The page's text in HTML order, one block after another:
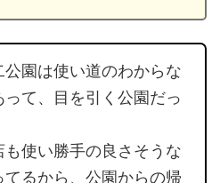
公園は使い道のわからな
って、目を引く公園だっ
も使い勝手の良さそうな
てるから、公園からの帰